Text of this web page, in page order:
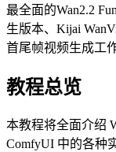
最全面的Wan2.2
生版本、Kijai
首尾帧视频生成工
教程总览
本教程将全面介绍
ComfyUI 中的各种